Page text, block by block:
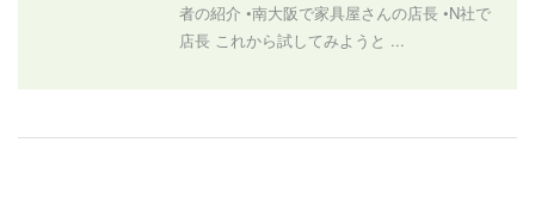
者の紹介 •南大阪で家具屋さんの店長 •N社で
店長 これから試してみようと ...